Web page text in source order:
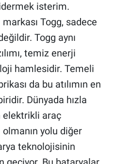
isterim.
Togg, sadece
Togg aynı
temiz enerji
hamlesidir. Temeli
da bu atılımın en
Dünyada hızla
elektrikli araç
yolu diğer
teknolojisinin